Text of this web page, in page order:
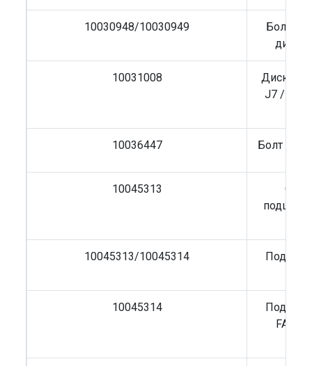
10030948/10030949
Болт
диска
10031008
Диск
J7 /
10036447 Болт
10045313
10045313/10045314
10045314
FAW